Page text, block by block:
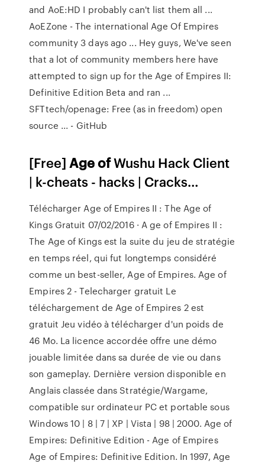
and AoE:HD I probably can't list them all ...
AoEZone - The international Age Of Empires
community 3 days ago ... Hey guys, We've seen
that a lot of community members here have
attempted to sign up for the Age of Empires II:
Definitive Edition Beta and ran ...
SFTtech/openage: Free (as in freedom) open
source ... - GitHub
[Free]AgeofWushu Hack Client
| k-cheats - hacks | Cracks…
Télécharger Age of Empires II : The Age of
Kings Gratuit 07/02/2016 · A ge of Empires II :
The Age of Kings est la suite du jeu de stratégie
en temps réel, qui fut longtemps considéré
comme un best-seller, Age of Empires. Age of
Empires 2 - Telecharger gratuit Le
téléchargement de Age of Empires 2 est
gratuit Jeu vidéo à télécharger d'un poids de
46 Mo. La licence accordée offre une démo
jouable limitée dans sa durée de vie ou dans
son gameplay. Dernière version disponible en
Anglais classée dans Stratégie/Wargame,
compatible sur ordinateur PC et portable sous
Windows 10 | 8 | 7 | XP | Vista | 98 | 2000. Age of
Empires: Definitive Edition - Age of Empires
Age of Empires: Definitive Edition. In 1997, Age